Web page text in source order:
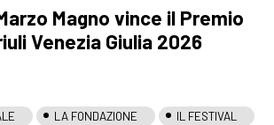
Magno vince il Premio
Venezia Giulia 2026
LA FONDAZIONE IL FESTIVAL